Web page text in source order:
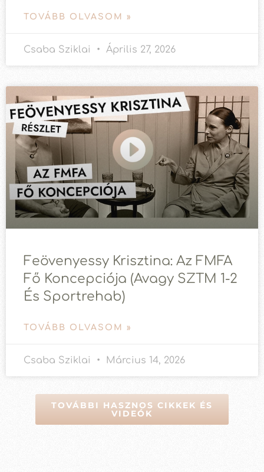
TOVÁBB OLVASOM »
Csaba Sziklai Április 27, 2026
Feövenyessy Krisztina: Az FMFA
Fő Koncepciója (avagy SZTM 1-2
És Sportrehab)
TOVÁBB OLVASOM »
Csaba Sziklai Március 14, 2026
TOVÁBBI HASZNOS CIKKEK ÉS
VIDEÓK